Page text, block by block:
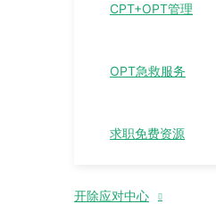
CPT+OPT管理
OPT急救服务
求职免费资源
开除应对中心